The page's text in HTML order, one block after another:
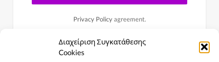
Διαχείριση Συγκατάθεσης
Cookies
Privacy Policyagreement.